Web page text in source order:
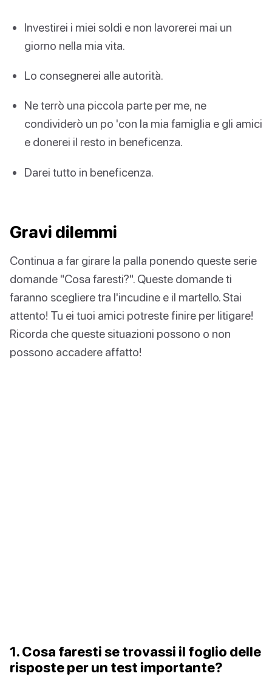
Investirei i miei soldi e non lavorerei mai un
giorno nella mia vita.
Lo consegnerei alle autorità.
Ne terrò una piccola parte per me, ne
condividerò un po 'con la mia famiglia e gli amici
e donerei il resto in beneficenza.
Darei tutto in beneficenza.
Gravi dilemmi
Continua a far girare la palla ponendo queste serie
domande "Cosa faresti?". Queste domande ti
faranno scegliere tra l'incudine e il martello. Stai
attento! Tu ei tuoi amici potreste finire per litigare!
Ricorda che queste situazioni possono o non
possono accadere affatto!
1. Cosa faresti se trovassi il foglio delle
risposte per un test importante?